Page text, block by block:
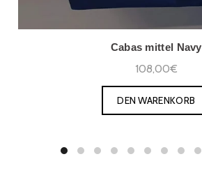
Cabas mittel Navy
108,00€
DEN WARENKORB